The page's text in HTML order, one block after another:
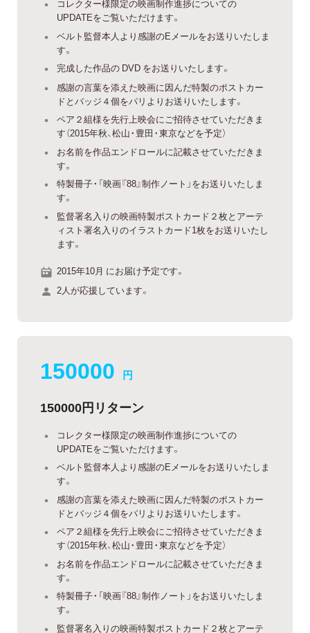
コレクター様限定の映画制作進捗についての
UPDATEをご覧いただけます。
ベルト監督本人より感謝のEメールをお送りいたしま
す。
完成した作品の DVD をお送りいたします。
感謝の言葉を添えた映画に因んだ特製のポストカー
ドとバッジ４個をパリよりお送りいたします。
ペア２組様を先行上映会にご招待させていただきま
す（2015年秋、松山・豊田・東京などを予定）
お名前を作品エンドロールに記載させていただきま
す。
特製冊子・「映画『88』制作ノート」をお送りいたしま
す。
監督署名入りの映画特製ポストカード２枚とアーテ
ィスト署名入りのイラストカード1枚をお送りいたし
ます。
2015年10月 にお届け予定です。
2人が応援しています。
150000 円
150000円リターン
コレクター様限定の映画制作進捗についての
UPDATEをご覧いただけます。
ベルト監督本人より感謝のEメールをお送りいたしま
す。
感謝の言葉を添えた映画に因んだ特製のポストカー
ドとバッジ４個をパリよりお送りいたします。
ペア２組様を先行上映会にご招待させていただきま
す（2015年秋、松山・豊田・東京などを予定）
お名前を作品エンドロールに記載させていただきま
す。
特製冊子・「映画『88』制作ノート」をお送りいたしま
す。
監督署名入りの映画特製ポストカード２枚とアーテ